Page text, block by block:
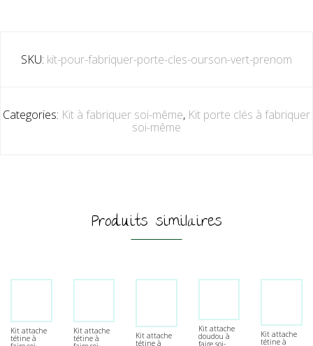
SKU: kit-pour-fabriquer-porte-cles-ourson-vert-prenom
Categories: Kit à fabriquer soi-même, Kit porte clés à fabriquer
soi-même
Produits similaires
Kit attache
tétine à
Kit attache
tétine à Kit attache
tétine à
Kit attache
doudou à
faire soi-
Kit attache
tétine à